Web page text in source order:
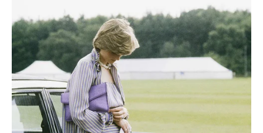
Sve kroz šta ste prošli nije bilo uzalud.
Svaka prepreka, svako razočaranje i svaki trenutak tokom
kojeg ste mislili da više ne možete dalje zapravo su vas
pripremali za ono što sada dolazi.
A ono što dolazi moglo bi vas lijepo iznenaditi.